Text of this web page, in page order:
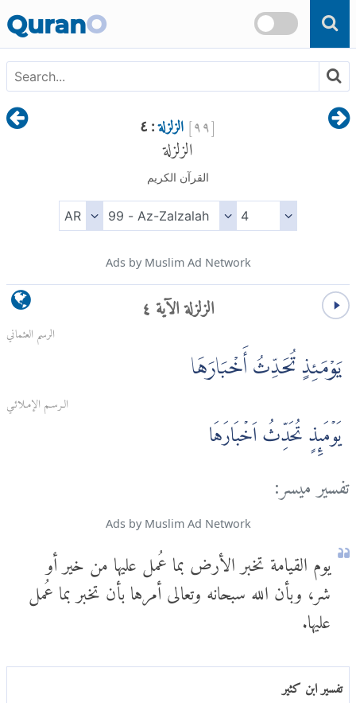
Skip to main content
QuranO
[٩٩]الزلزلة: ٤ الزلزلة
القرآن الكريم
Ads by Muslim Ad Network
الزلزلة الآية ٤
الرسم العثماني
يَوْمَئِذٍ تُحَدِّثُ أَخْبَارَهَا
الـرسـم الإمـلائـي
يَوۡمَٮِٕذٍ تُحَدِّثُ اَخۡبَارَهَا
تفسير ميسر:
Ads by Muslim Ad Network
يوم القيامة تخبر الأرض بما عُمل عليها من خير أو
شر، وبأن الله سبحانه وتعالى أمرها بأن تخبر بما عُمل
عليها.
تفسير ابن كثير